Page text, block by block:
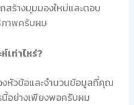
สร้างมุมมองใหม่และตอบ
ภาพครับผม
เท่าไหร่?
งหัวข้อและจำนวนข้อมูลที่คุณ
นี้อย่างเพียงพอครับผม